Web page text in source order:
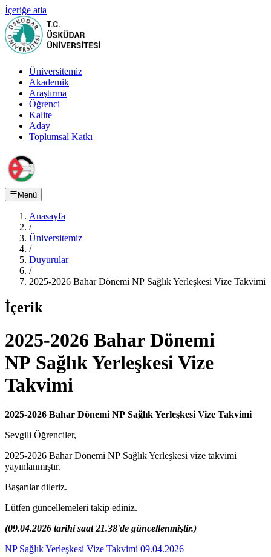
İçeriğe atla
Üniversitemiz
Akademik
Araştırma
Öğrenci
Kalite
Aday
Toplumsal Katkı
Menü
Anasayfa
/
Üniversitemiz
/
Duyurular
/
2025-2026 Bahar Dönemi NP Sağlık Yerleşkesi Vize Takvimi
İçerik
2025-2026 Bahar Dönemi
NP Sağlık Yerleşkesi Vize
Takvimi
2025-2026 Bahar Dönemi NP Sağlık Yerleşkesi Vize Takvimi
Sevgili Öğrenciler,
2025-2026 Bahar Dönemi NP Sağlık Yerleşkesi vize takvimi
yayınlanmıştır.
Başarılar dileriz.
Lütfen güncellemeleri takip ediniz.
(09.04.2026 tarihi saat 21.38'de güncellenmiştir.)
NP Sağlık Yerleşkesi Vize Takvimi 09.04.2026